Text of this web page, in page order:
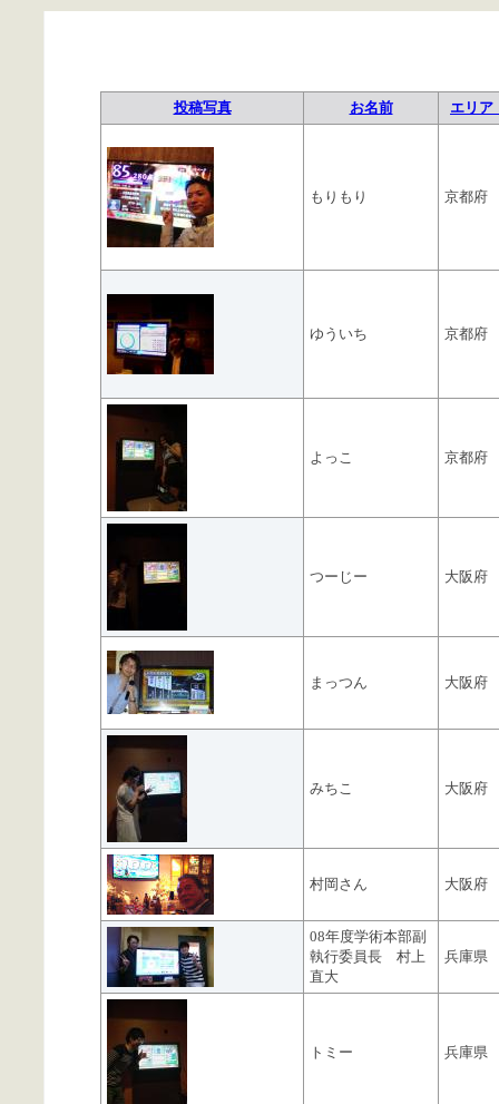
投稿写真 お名前 エリ
もりもり 京都府
ゆういち 京都府
よっこ 京都府
つーじー 大阪府
まっつん 大阪府
みちこ 大阪府
村岡さん 大阪府
08年度学術本部副
執行委員長 村上
直大
兵庫県
トミー 兵庫県